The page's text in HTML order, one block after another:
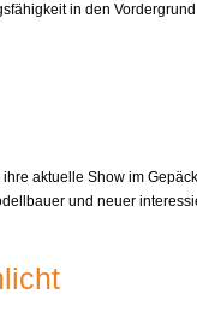
in den
aktuelle Show im
und neuer